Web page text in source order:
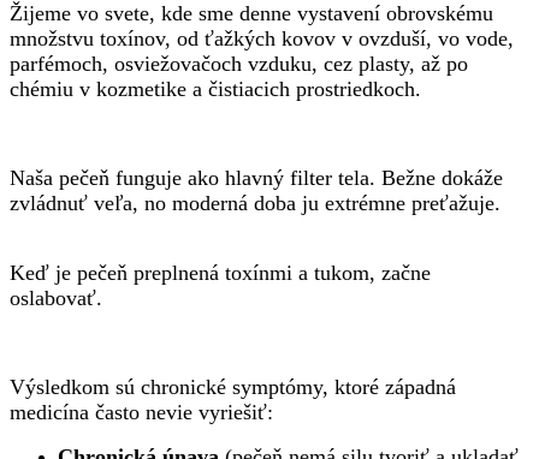
Žijeme vo svete, kde sme denne vystavení obrovskému
množstvu toxínov, od ťažkých kovov v ovzduší, vo vode,
parfémoch, osviežovačoch vzduku, cez plasty, až po
chémiu v kozmetike a čistiacich prostriedkoch.
Naša pečeň funguje ako hlavný filter tela. Bežne dokáže
zvládnuť veľa, no moderná doba ju extrémne preťažuje.
Keď je pečeň preplnená toxínmi a tukom, začne
oslabovať.
Výsledkom sú chronické symptómy, ktoré západná
medicína často nevie vyriešiť: